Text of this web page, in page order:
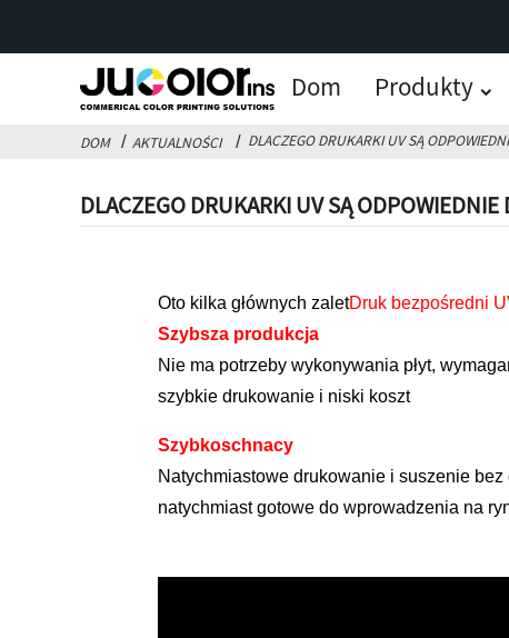
Dom Produkty
DOM AKTUALNOŚCI DLACZEGO DRUKARKI UV SĄ
DLACZEGO DRUKARKI UV SĄ
Oto kilka głównych zaletDruk bezpośredni
Szybsza produkcja
Nie ma potrzeby wykonywania płyt,
szybkie drukowanie i niski koszt
Szybkoschnacy
Natychmiastowe drukowanie i suszenie
natychmiast gotowe do wprowadzenia na